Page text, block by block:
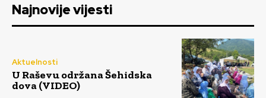
Najnovije vijesti
Aktuelnosti
U Raševu održana Šehidska
dova (VIDEO)